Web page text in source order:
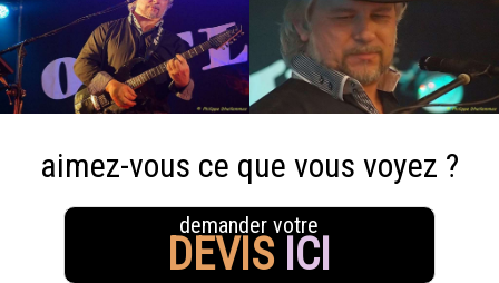
aimez-vous ce que vous voyez ?
demander votre
DEVIS ICI